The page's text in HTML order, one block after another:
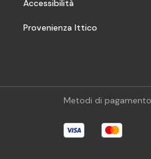
Accessibilità
Provenienza Ittico
Metodi di